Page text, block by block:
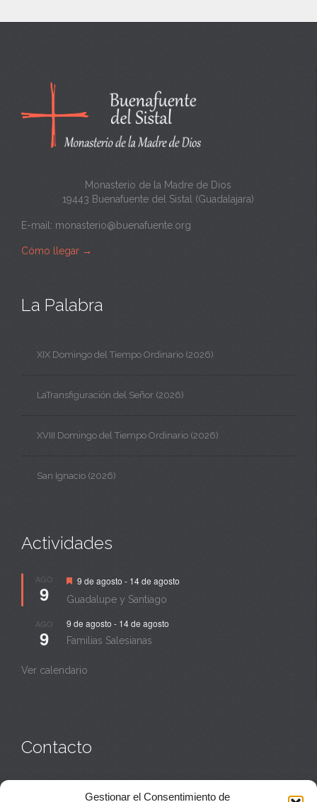
Gestionar el Consentimiento de
n
a
Monasterio de la Madre de Dios
19443 Buenafuente del Sistal (Guadalajara)
E-mail: monasterio@buenafuente.org
Cómo llegar →
La Palabra
XIX Domingo del Tiempo Ordinario (2026)
LaTransfiguración del Señor (2026)
XVIII Domingo del Tiempo Ordinario (2026)
San Ignacio (2026)
Actividades
AGO
9
Destacado
9 de agosto - 14 de agosto
Guadalupe y Santiago
AGO
9
9 de agosto - 14 de agosto
Familias Salesianas
Ver calendario
Contacto
Casa de acogida:609 423 521o949 835 058